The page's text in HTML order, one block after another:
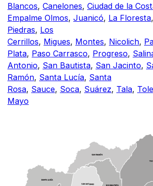
Blancos, Canelones, Ciudad de la
Empalme Olmos, Juanicó, La Floresta,
Piedras, Los
Cerrillos, Migues, Montes, Nicolich,
Plata, Paso Carrasco, Progreso,
Antonio, San Bautista, San Jacinto,
Ramón, Santa Lucía, Santa
Rosa, Sauce, Soca, Suárez, Tala,
Mayo